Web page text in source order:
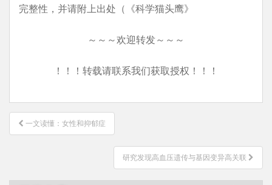
完整性，并请附上出处（《科学猫头鹰》
～～～欢迎转发～～～
！！！转载请联系我们获取授权！！！
文
章
一文读懂：女性和抑郁症
研究发现高血压遗传与基因变异高关联